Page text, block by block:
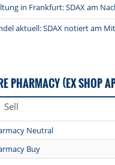
in Frankfurt: SDAX am
aktuell: SDAX notiert am
PHARMACY (EX SHOP
Sell
Neutral
Buy